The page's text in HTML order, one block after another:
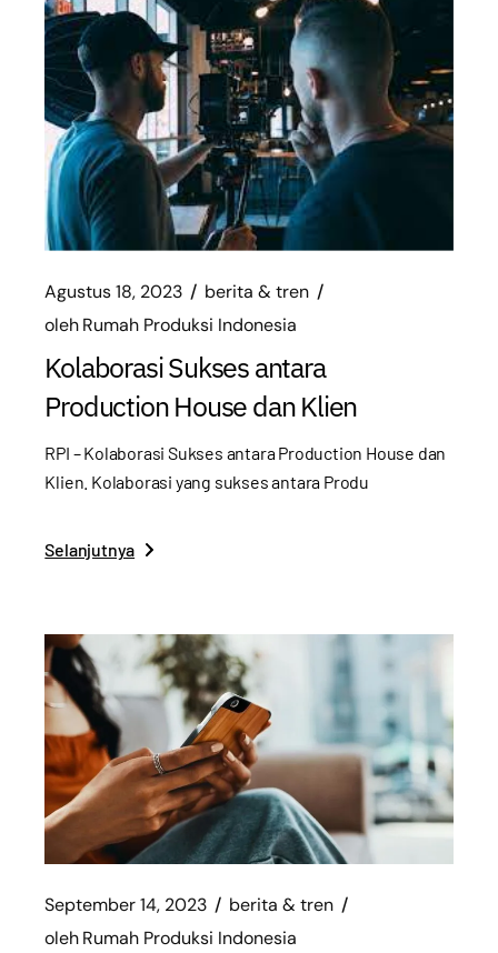
Agustus 18, 2023
berita & tren
olehRumah Produksi Indonesia
Kolaborasi Sukses antara
Production House dan Klien
RPI – Kolaborasi Sukses antara Production House dan
Klien. Kolaborasi yang sukses antara Produ
Selanjutnya
September 14, 2023
berita & tren
olehRumah Produksi Indonesia